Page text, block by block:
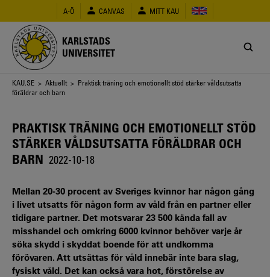
huvudinnehåll
A-Ö CANVAS MITT KAU
KARLSTADS
UNIVERSITET
Länkstig
KAU.SE > Aktuellt > Praktisk träning och emotionellt stöd stärker våldsutsatta
föräldrar och barn
PRAKTISK TRÄNING OCH EMOTIONELLT STÖD
STÄRKER VÅLDSUTSATTA FÖRÄLDRAR OCH
BARN 2022-10-18
Mellan 20-30 procent av Sveriges kvinnor har någon gång
i livet utsatts för någon form av våld från en partner eller
tidigare partner. Det motsvarar 23 500 kända fall av
misshandel och omkring 6000 kvinnor behöver varje år
söka skydd i skyddat boende för att undkomma
förövaren. Att utsättas för våld innebär inte bara slag,
fysiskt våld. Det kan också vara hot, förstörelse av